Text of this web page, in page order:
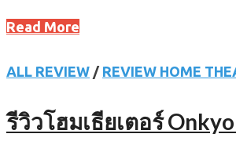
Read More
ALL REVIEW / REVIEW HOME
รีวิวโฮมเธียเตอร์